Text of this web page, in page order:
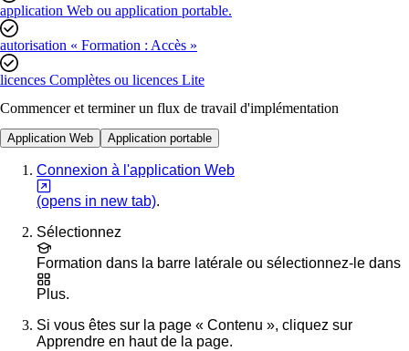
application Web ou application portable.
autorisation « Formation : Accès »
licences Complètes ou licences Lite
Commencer et terminer un flux de travail d'implémentation
Application Web Application portable
Connexion à l'application Web
(opens in new tab).
Sélectionnez
Formation dans la barre latérale ou sélectionnez-le dans
Plus.
Si vous êtes sur la page « Contenu », cliquez sur
Apprendre en haut de la page.